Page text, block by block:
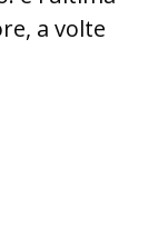
a volte